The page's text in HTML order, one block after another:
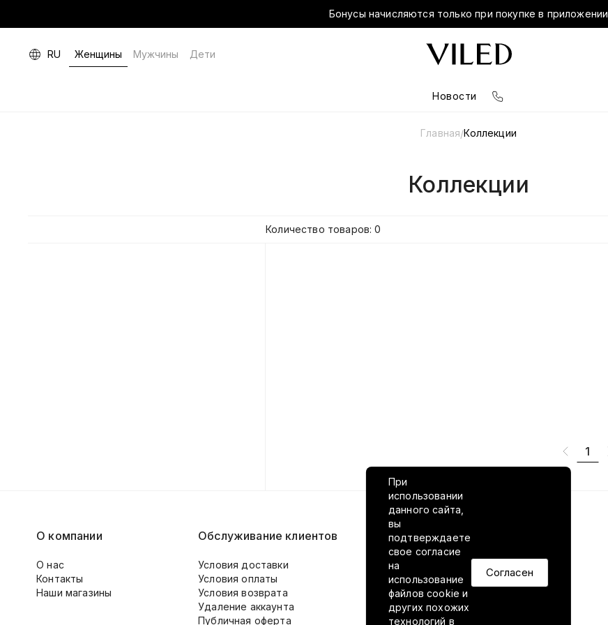
Бонусы начисляются только при покупке в приложении
RU Женщины Мужчины Дети
Новости
Главная/Коллекции
Коллекции
Количество товаров: 0
1
При
использовании
данного сайта,
вы
подтверждаете
свое согласие
на
использование
файлов cookie и
других похожих
технологий в
Согласен
О компании
О нас
Контакты
Наши магазины
Обслуживание клиентов
Условия доставки
Условия оплаты
Условия возврата
Удаление аккаунта
Публичная оферта
VILED в соцсетях